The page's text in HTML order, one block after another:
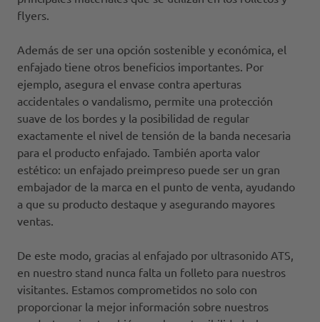
flyers.
Además de ser una opción sostenible y económica, el
enfajado tiene otros beneficios importantes. Por
ejemplo, asegura el envase contra aperturas
accidentales o vandalismo, permite una protección
suave de los bordes y la posibilidad de regular
exactamente el nivel de tensión de la banda necesaria
para el producto enfajado. También aporta valor
estético: un enfajado preimpreso puede ser un gran
embajador de la marca en el punto de venta, ayudando
a que su producto destaque y asegurando mayores
ventas.
De este modo, gracias al enfajado por ultrasonido ATS,
en nuestro stand nunca falta un folleto para nuestros
visitantes. Estamos comprometidos no solo con
proporcionar la mejor información sobre nuestros